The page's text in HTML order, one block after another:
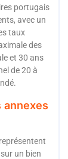
portugais
avec un
taux
des
et 30 ans
de 20 à
annexes
un bien